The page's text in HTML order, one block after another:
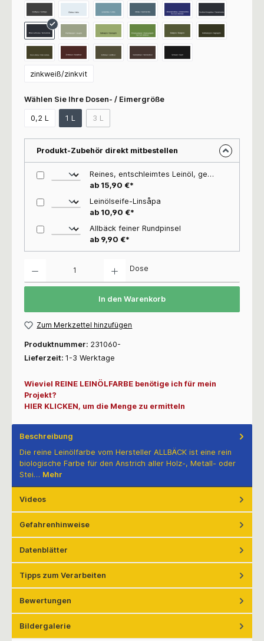
zinkweiß/zinkvit
Wählen Sie Ihre Dosen- / Eimergröße
0,2 L 1 L 3 L
Produkt-Zubehör direkt mitbestellen
Reines, entschleimtes Leinöl, gekocht (ALLBÄCK), kokt
ab 15,90 €*
Leinölseife-Linsåpa
ab 10,90 €*
Allbäck feiner Rundpinsel
ab 9,90 €*
Dose
In den Warenkorb
Zum Merkzettel hinzufügen
Produktnummer: 231060-
Lieferzeit: 1-3 Werktage
Wieviel REINE LEINÖLFARBE benötige ich für mein
Projekt?
HIER KLICKEN, um die Menge zu ermitteln
Beschreibung
Die reine Leinölfarbe vom Hersteller ALLBÄCK ist eine rein
biologische Farbe für den Anstrich aller Holz-, Metall- oder
Stei… Mehr
Videos
Gefahrenhinweise
Datenblätter
Tipps zum Verarbeiten
Bewertungen
Bildergalerie